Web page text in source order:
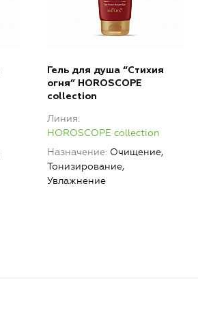
Гель для душа “Стихия
огня” HOROSCOPE
collection
Линия
HOROSCOPE collection
Назначение Очищение,
Тонизирование,
Увлажнение